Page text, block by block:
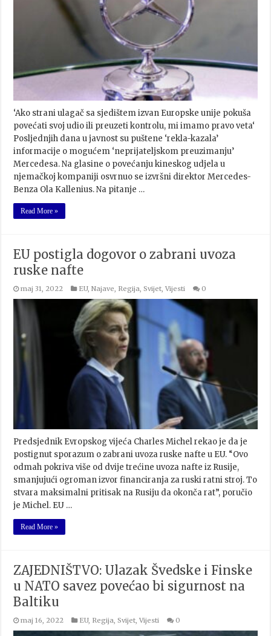
‘Ako strani ulagač sa sjedištem izvan Europske unije pokuša
povećati svoj udio ili preuzeti kontrolu, mi imamo pravo veta‘
Posljednjih dana u javnost su puštene ‘rekla-kazala’
informacije o mogućem ‘neprijateljskom preuzimanju’
Mercedesa. Na glasine o povećanju kineskog udjela u
njemačkoj kompaniji osvrnuo se izvršni direktor Mercedes-
Benza Ola Kallenius. Na pitanje …
Read More »
EU postigla dogovor o zabrani uvoza
ruske nafte
maj 31, 2022 EU,Najave, Regija,Svijet,Vijesti 0
Predsjednik Evropskog vijeća Charles Michel rekao je da je
postignut sporazum o zabrani uvoza ruske nafte u EU. “Ovo
odmah pokriva više od dvije trećine uvoza nafte iz Rusije,
smanjujući ogroman izvor financiranja za ruski ratni stroj. To
stvara maksimalni pritisak na Rusiju da okonča rat”, poručio
je Michel. EU …
Read More »
ZAJEDNIŠTVO: Ulazak Švedske i Finske
u NATO savez povećao bi sigurnost na
Baltiku
maj 16, 2022 EU, Regija,Svijet,Vijesti 0